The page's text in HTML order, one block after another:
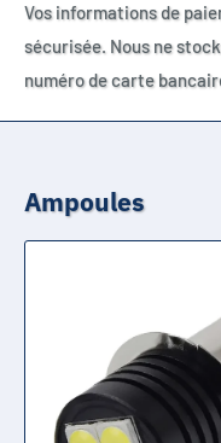
Vos informations de
sécurisée. Nous ne
numéro de carte
Ampoules